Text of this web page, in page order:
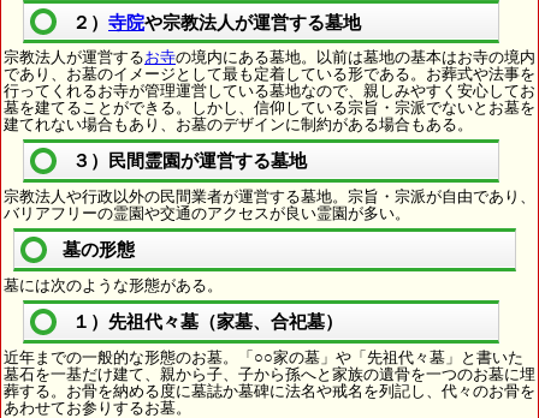
２） 寺院や宗教法人が運営する墓地
宗教法人が運営するお寺の境内にある墓地。以前は墓地の基本はお寺の境内
であり、お墓のイメージとして最も定着している形である。お葬式や法事を
行ってくれるお寺が管理運営している墓地なので、親しみやすく安心してお
墓を建てることができる。しかし、信仰している宗旨・宗派でないとお墓を
建てれない場合もあり、お墓のデザインに制約がある場合もある。
３）民間霊園が運営する墓地
宗教法人や行政以外の民間業者が運営する墓地。宗旨・宗派が自由であり、
バリアフリーの霊園や交通のアクセスが良い霊園が多い。
墓の形態
墓には次のような形態がある。
１）先祖代々墓（家墓、合祀墓）
近年までの一般的な形態のお墓。「○○家の墓」や「先祖代々墓」と書いた
墓石を一基だけ建て、親から子、子から孫へと家族の遺骨を一つのお墓に埋
葬する。お骨を納める度に墓誌か墓碑に法名や戒名を列記し、代々のお骨を
あわせてお参りするお墓。